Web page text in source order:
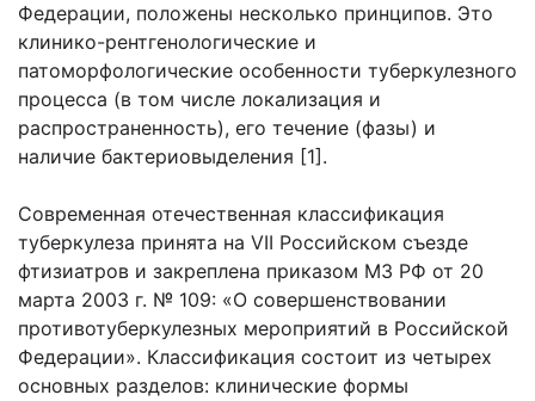
Федерации, положены несколько принципов. Это
клинико-рентгенологические и
патоморфологические особенности туберкулезного
процесса (в том числе локализация и
распространенность), его течение (фазы) и
наличие бактериовыделения [1].
Современная отечественная классификация
туберкулеза принята на VII Российском съезде
фтизиатров и закреплена приказом МЗ РФ от 20
марта 2003 г. № 109: «О совершенствовании
противотуберкулезных мероприятий в Российской
Федерации». Классификация состоит из четырех
основных разделов: клинические формы